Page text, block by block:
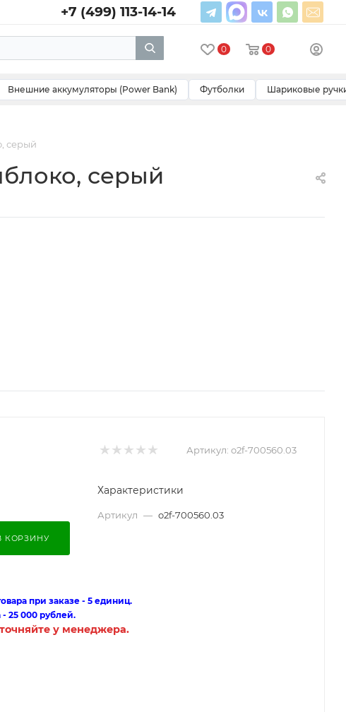
+7 (499) 113-14-14
0 0
Внешние аккумуляторы (Power Bank) Футболки Шариковые
серый
серый
Артикул: o2f-700560.03
КОРЗИНУ
Характеристики
Артикул — o2f-700560.03
при заказе - 5 единиц.
25 000 рублей.
у менеджера.